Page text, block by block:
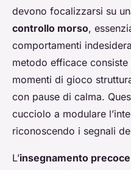
devono focalizzarsi su
controllo morso,
comportamenti
metodo efficace consiste
momenti di gioco
con pause di calma.
cucciolo a modulare
riconoscendo i segnali
L’insegnamento precoce